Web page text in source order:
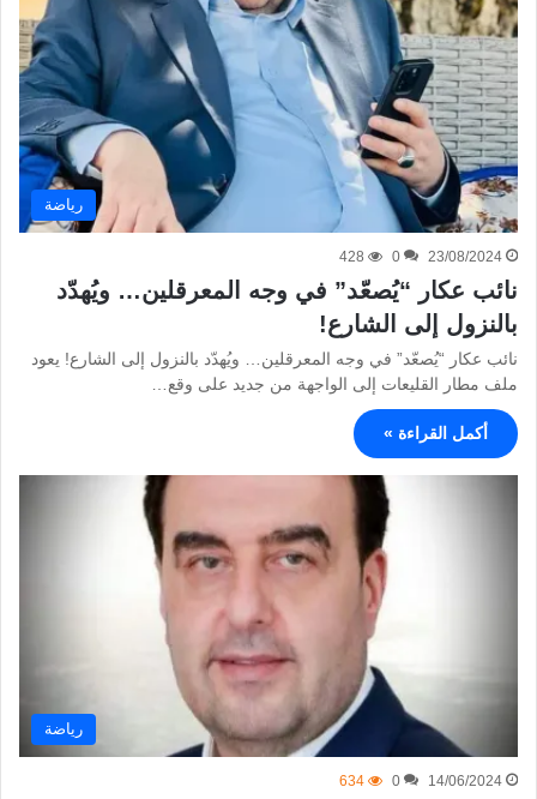
رياضة
23/08/2024
0
428
نائب عكار “يُصعّد” في وجه المعرقلين… ويُهدّد
بالنزول إلى الشارع!
نائب عكار “يُصعّد” في وجه المعرقلين… ويُهدّد بالنزول إلى الشارع! يعود
ملف مطار القليعات إلى الواجهة من جديد على وقع…
أكمل القراءة »
رياضة
14/06/2024
0
634